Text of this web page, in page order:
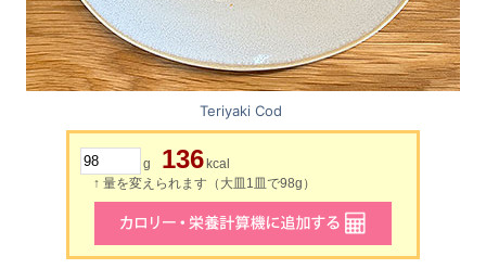
Teriyaki Cod
g 136 kcal
↑ 量を変えられます（大皿1皿で98g）